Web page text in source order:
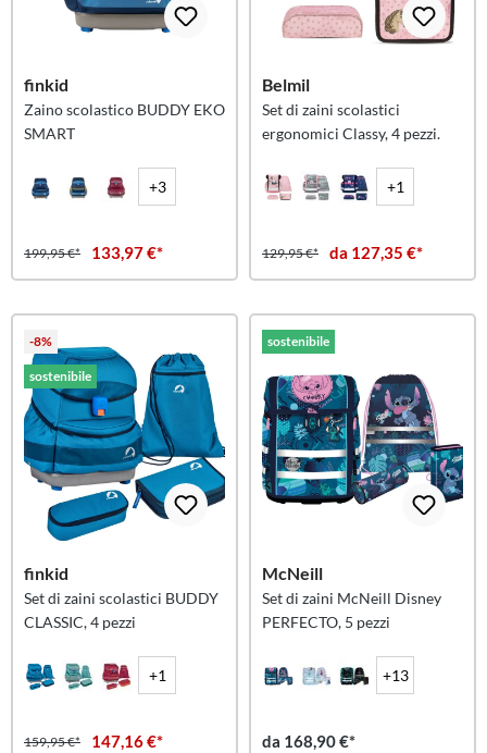
finkid
Zaino scolastico BUDDY EKO
SMART
+3
199,95 €* 133,97 €*
Belmil
Set di zaini scolastici
ergonomici Classy, 4 pezzi.
+1
129,95 €* da 127,35 €*
-8%
sostenibile
finkid
Set di zaini scolastici BUDDY
CLASSIC, 4 pezzi
+1
159,95 €* 147,16 €*
sostenibile
McNeill
Set di zaini McNeill Disney
PERFECTO, 5 pezzi
+13
da 168,90 €*